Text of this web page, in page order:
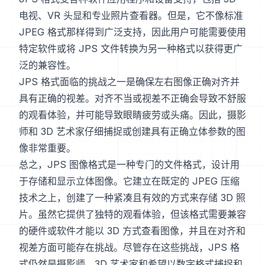
电视、VR 头显和专业照片查看器。但是，它不像标准
JPEG 格式那样得到广泛支持，因此用户可能需要使用
特定软件或将 JPS 文件转换为另一种格式以获得更广
泛的兼容性。
JPS 格式面临的挑战之一是确保左右图像正确对齐并
具有正确的视差。对齐不当或视差不正确会导致不舒服
的观看体验，并可能导致眼睛疲劳或头痛。因此，摄影
师和 3D 艺术家仔细捕捉或创建具有正确立体参数的图
像非常重要。
总之，JPS 图像格式是一种专门的文件格式，设计用
于存储和显示立体图像。它建立在既定的 JPEG 压缩
技术之上，创建了一种紧凑且有效的方式来存储 3D 照
片。虽然它提供了独特的观看体验，但该格式需要兼容
的硬件或软件才能以 3D 方式查看图像，并且在对齐和
视差方面可能存在挑战。尽管存在这些挑战，JPS 格